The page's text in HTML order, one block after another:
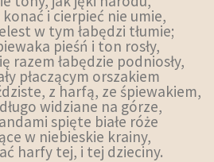
konać i cierpieć nie umie,
w tym łabędzi tłumie;
pieśń i ton rosły,
razem łabędzie podniosły,
płaczącym orszakiem
z harfą, ze śpiewakiem,
widziane na górze,
spięte białe róże
w niebieskie krainy,
harfy tej, i tej dzieciny.